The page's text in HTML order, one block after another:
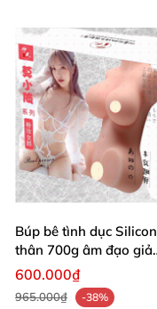
Búp bê tình dục
thân 700g âm đạo giả
nguyên khối giống thật
600.000₫
965.000₫
-38%